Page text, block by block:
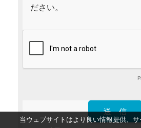
当ウェブサイトはより良い情報提供、